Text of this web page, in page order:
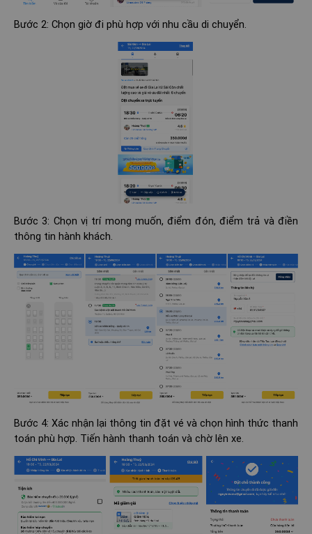
Bước 2: Chọn giờ đi phù hợp với nhu cầu di chuyển.
Bước 3: Chọn vị trí mong muốn, điểm đón, điểm trả và điền
thông tin hành khách.
Bước 4: Xác nhận lại thông tin đặt vé và chọn hình thức thanh
toán phù hợp. Tiến hành thanh toán và chờ lên xe.